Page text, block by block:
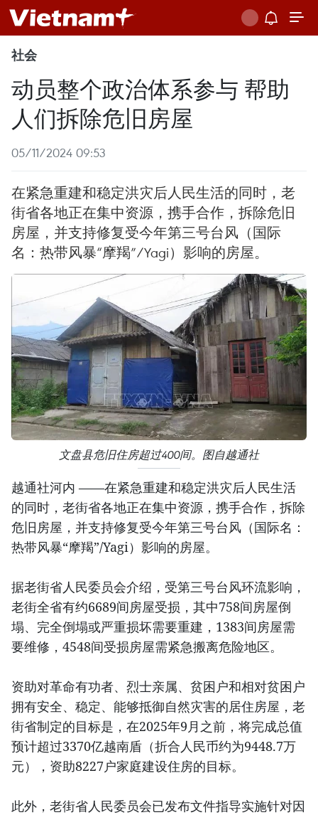
社会
动员整个政治体系参与 帮助
人们拆除危旧房屋
05/11/2024 09:53
在紧急重建和稳定洪灾后人民生活的同时，老
街省各地正在集中资源，携手合作，拆除危旧
房屋，并支持修复受今年第三号台风（国际
名：热带风暴“摩羯”/Yagi）影响的房屋。
文盘县危旧住房超过400间。图自越通社
越通社河内 ——在紧急重建和稳定洪灾后人民生活
的同时，老街省各地正在集中资源，携手合作，拆除
危旧房屋，并支持修复受今年第三号台风（国际名：
热带风暴“摩羯”/Yagi）影响的房屋。
据老街省人民委员会介绍，受第三号台风环流影响，
老街全省有约6689间房屋受损，其中758间房屋倒
塌、完全倒塌或严重损坏需要重建，1383间房屋需
要维修，4548间受损房屋需紧急搬离危险地区。
资助对革命有功者、烈士亲属、贫困户和相对贫困户
拥有安全、稳定、能够抵御自然灾害的居住房屋，老
街省制定的目标是，在2025年9月之前，将完成总值
预计超过3370亿越南盾（折合人民币约为9448.7万
元），资助8227户家庭建设住房的目标。
此外，老街省人民委员会已发布文件指导实施针对因